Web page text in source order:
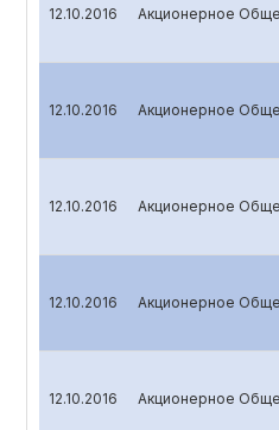
12.10.2016 Акционерное
12.10.2016 Акционерное
12.10.2016 Акционерное
12.10.2016 Акционерное
12.10.2016 Акционерное